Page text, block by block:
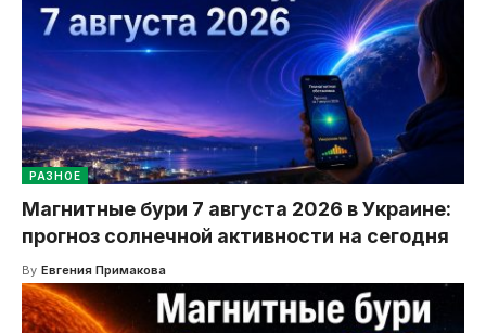
РАЗНОЕ
Магнитные бури 7 августа 2026 в Украине:
прогноз солнечной активности на сегодня
By Евгения Примакова